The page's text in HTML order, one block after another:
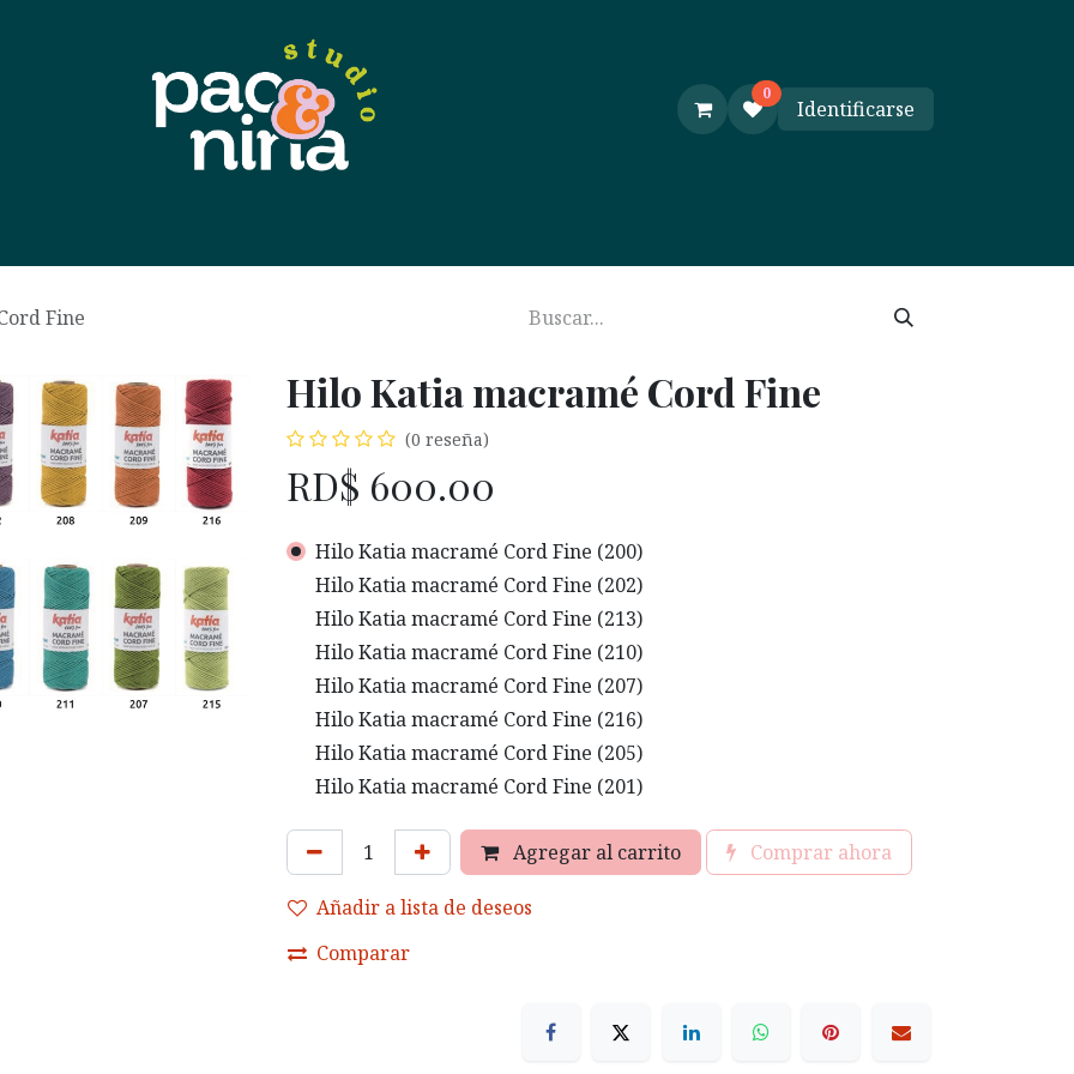
0
Identificarse
Fine
Hilo Katia macramé Cord Fine
(0 reseña)
RD$ 600.00
Hilo Katia macramé Cord Fine (200)
Hilo Katia macramé Cord Fine (202)
Hilo Katia macramé Cord Fine (213)
Hilo Katia macramé Cord Fine (210)
Hilo Katia macramé Cord Fine (207)
Hilo Katia macramé Cord Fine (216)
Hilo Katia macramé Cord Fine (205)
Hilo Katia macramé Cord Fine (201)
Agregar al carrito Comprar ahora
Añadir a lista de deseos
Comparar